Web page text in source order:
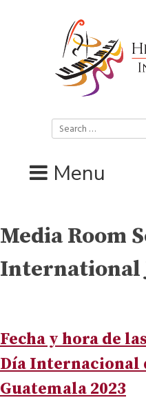
Search
for:
Menu
Media Room
International
Fecha y hora de
Día Internacional
Guatemala 2023